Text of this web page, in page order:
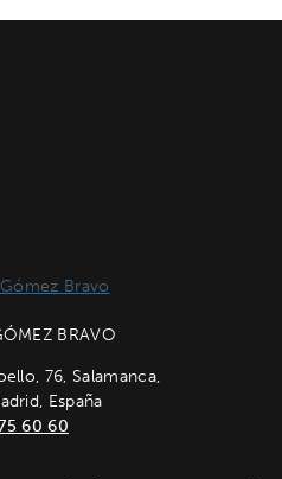
BRAVO
76, Salamanca,
España
60 60